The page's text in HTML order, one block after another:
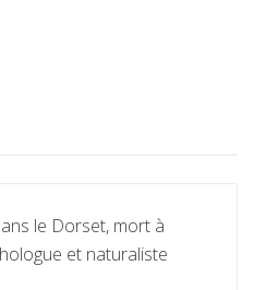
le Dorset, mort à
et naturaliste